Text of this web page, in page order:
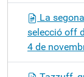
La
selecció off
4 de